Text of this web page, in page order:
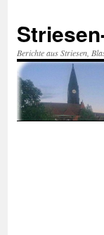
springen
Berichte aus Striesen,